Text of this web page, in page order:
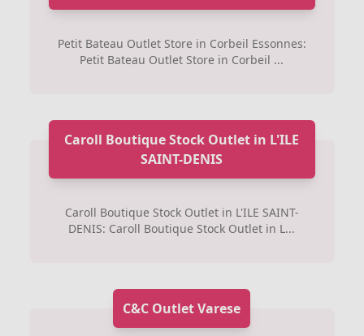
Petit Bateau Outlet Store in Corbeil Essonnes:
Petit Bateau Outlet Store in Corbeil ...
Caroll Boutique Stock Outlet in L'ILE
SAINT-DENIS
Caroll Boutique Stock Outlet in L'ILE SAINT-
DENIS: Caroll Boutique Stock Outlet in L...
C&C Outlet Varese